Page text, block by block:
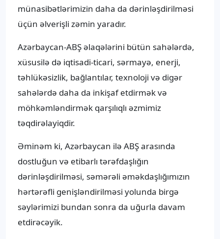
münasibətlərimizin daha da dərinləşdirilməsi
üçün əlverişli zəmin yaradır.
Azərbaycan-ABŞ əlaqələrini bütün sahələrdə,
xüsusilə də iqtisadi-ticari, sərmayə, enerji,
təhlükəsizlik, bağlantılar, texnoloji və digər
sahələrdə daha da inkişaf etdirmək və
möhkəmləndirmək qarşılıqlı əzmimiz
təqdirəlayiqdir.
Əminəm ki, Azərbaycan ilə ABŞ arasında
dostluğun və etibarlı tərəfdaşlığın
dərinləşdirilməsi, səmərəli əməkdaşlığımızın
hərtərəfli genişləndirilməsi yolunda birgə
səylərimizi bundan sonra da uğurla davam
etdirəcəyik.